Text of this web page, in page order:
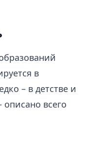
в
– в детстве и
описано всего